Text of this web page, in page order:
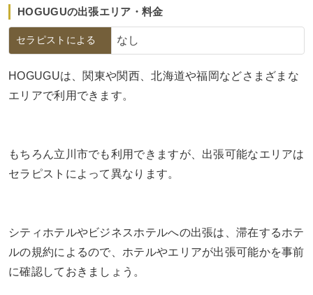
HOGUGUの出張エリア・料金
セラピストによる なし
HOGUGUは、関東や関西、北海道や福岡などさまざまな
エリアで利用できます。
もちろん立川市でも利用できますが、出張可能なエリアは
セラピストによって異なります。
シティホテルやビジネスホテルへの出張は、滞在するホテ
ルの規約によるので、ホテルやエリアが出張可能かを事前
に確認しておきましょう。